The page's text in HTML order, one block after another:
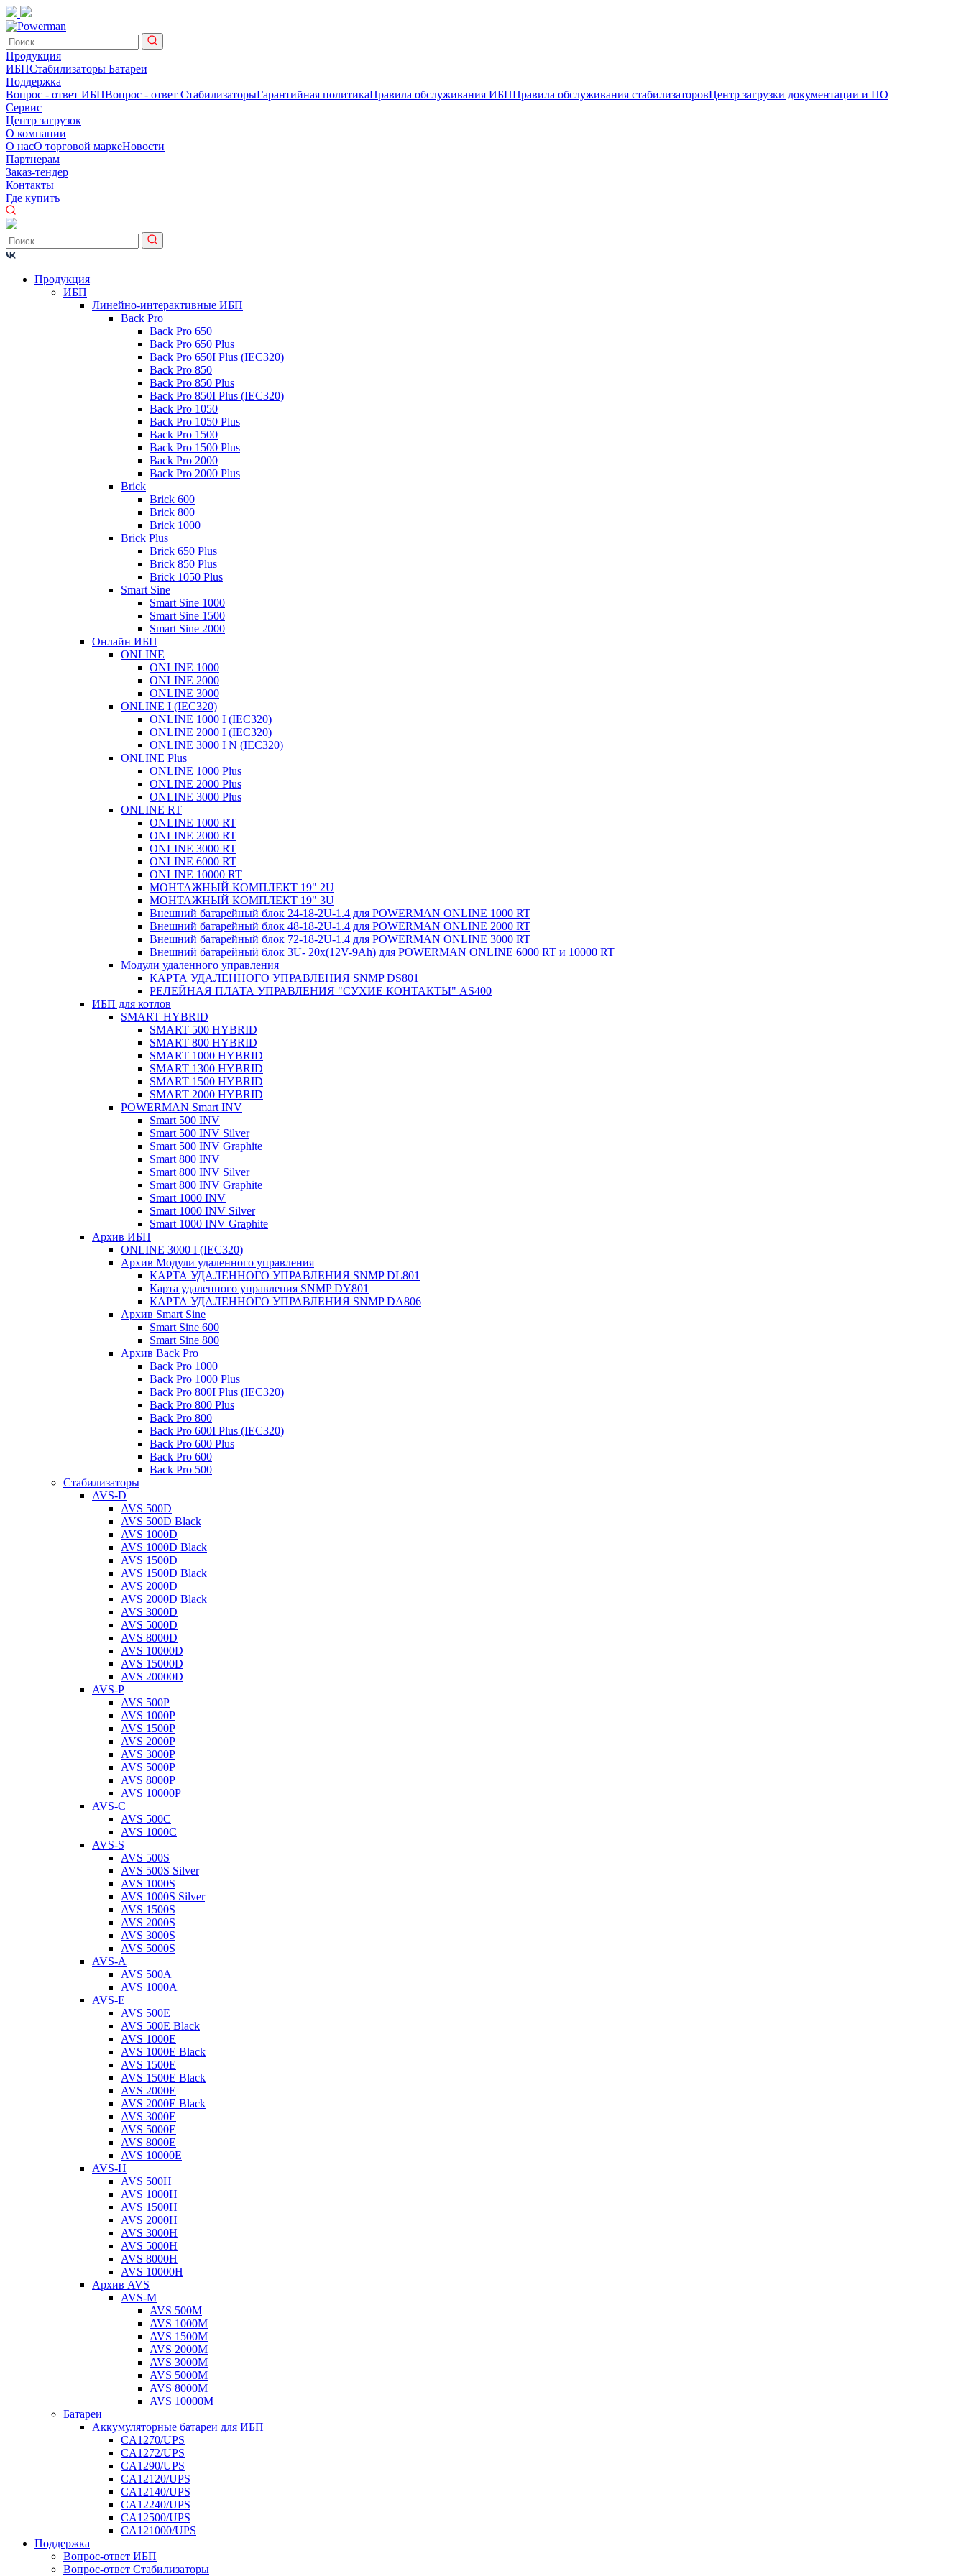
Продукция
ИБПСтабилизаторы Батареи
Поддержка
Вопрос - ответ ИБПВопрос - ответ СтабилизаторыГарантийная политикаПравила обслуживания ИБППравила обслуживания стабилизаторовЦентр загрузки документации и ПО
Сервис
Центр загрузок
О компании
О насО торговой маркеНовости
Партнерам
Заказ-тендер
Контакты
Где купить
Продукция
ИБП
Линейно-интерактивные ИБП
Back Pro
Back Pro 650
Back Pro 650 Plus
Back Pro 650I Plus (IEC320)
Back Pro 850
Back Pro 850 Plus
Back Pro 850I Plus (IEC320)
Back Pro 1050
Back Pro 1050 Plus
Back Pro 1500
Back Pro 1500 Plus
Back Pro 2000
Back Pro 2000 Plus
Brick
Brick 600
Brick 800
Brick 1000
Brick Plus
Brick 650 Plus
Brick 850 Plus
Brick 1050 Plus
Smart Sine
Smart Sine 1000
Smart Sine 1500
Smart Sine 2000
Онлайн ИБП
ONLINE
ONLINE 1000
ONLINE 2000
ONLINE 3000
ONLINE I (IEC320)
ONLINE 1000 I (IEC320)
ONLINE 2000 I (IEC320)
ONLINE 3000 I N (IEC320)
ONLINE Plus
ONLINE 1000 Plus
ONLINE 2000 Plus
ONLINE 3000 Plus
ONLINE RT
ONLINE 1000 RT
ONLINE 2000 RT
ONLINE 3000 RT
ONLINE 6000 RT
ONLINE 10000 RT
МОНТАЖНЫЙ КОМПЛЕКТ 19" 2U
МОНТАЖНЫЙ КОМПЛЕКТ 19" 3U
Внешний батарейный блок 24-18-2U-1.4 для POWERMAN ONLINE 1000 RT
Внешний батарейный блок 48-18-2U-1.4 для POWERMAN ONLINE 2000 RT
Внешний батарейный блок 72-18-2U-1.4 для POWERMAN ONLINE 3000 RT
Внешний батарейный блок 3U- 20x(12V-9Ah) для POWERMAN ONLINE 6000 RT и 10000 RT
Модули удаленного управления
КАРТА УДАЛЕННОГО УПРАВЛЕНИЯ SNMP DS801
РЕЛЕЙНАЯ ПЛАТА УПРАВЛЕНИЯ "СУХИЕ КОНТАКТЫ" AS400
ИБП для котлов
SMART HYBRID
SMART 500 HYBRID
SMART 800 HYBRID
SMART 1000 HYBRID
SMART 1300 HYBRID
SMART 1500 HYBRID
SMART 2000 HYBRID
POWERMAN Smart INV
Smart 500 INV
Smart 500 INV Silver
Smart 500 INV Graphite
Smart 800 INV
Smart 800 INV Silver
Smart 800 INV Graphite
Smart 1000 INV
Smart 1000 INV Silver
Smart 1000 INV Graphite
Архив ИБП
ONLINE 3000 I (IEC320)
Архив Модули удаленного управления
КАРТА УДАЛЕННОГО УПРАВЛЕНИЯ SNMP DL801
Карта удаленного управления SNMP DY801
КАРТА УДАЛЕННОГО УПРАВЛЕНИЯ SNMP DА806
Архив Smart Sine
Smart Sine 600
Smart Sine 800
Архив Back Pro
Back Pro 1000
Back Pro 1000 Plus
Back Pro 800I Plus (IEC320)
Back Pro 800 Plus
Back Pro 800
Back Pro 600I Plus (IEC320)
Back Pro 600 Plus
Back Pro 600
Back Pro 500
Стабилизаторы
AVS-D
AVS 500D
AVS 500D Black
AVS 1000D
AVS 1000D Black
AVS 1500D
AVS 1500D Black
AVS 2000D
AVS 2000D Black
AVS 3000D
AVS 5000D
AVS 8000D
AVS 10000D
AVS 15000D
AVS 20000D
AVS-P
AVS 500P
AVS 1000P
AVS 1500P
AVS 2000P
AVS 3000P
AVS 5000P
AVS 8000P
AVS 10000P
AVS-C
AVS 500C
AVS 1000C
AVS-S
AVS 500S
AVS 500S Silver
AVS 1000S
AVS 1000S Silver
AVS 1500S
AVS 2000S
AVS 3000S
AVS 5000S
AVS-A
AVS 500A
AVS 1000A
AVS-E
AVS 500E
AVS 500E Black
AVS 1000E
AVS 1000E Black
AVS 1500E
AVS 1500E Black
AVS 2000E
AVS 2000E Black
AVS 3000E
AVS 5000E
AVS 8000E
AVS 10000E
AVS-H
AVS 500H
AVS 1000H
AVS 1500H
AVS 2000H
AVS 3000H
AVS 5000H
AVS 8000H
AVS 10000H
Архив AVS
AVS-M
AVS 500M
AVS 1000M
AVS 1500M
AVS 2000M
AVS 3000M
AVS 5000M
AVS 8000M
AVS 10000M
Батареи
Аккумуляторные батареи для ИБП
CA1270/UPS
CA1272/UPS
CA1290/UPS
CA12120/UPS
CA12140/UPS
CA12240/UPS
CA12500/UPS
CA121000/UPS
Поддержка
Вопрос-ответ ИБП
Вопрос-ответ Стабилизаторы